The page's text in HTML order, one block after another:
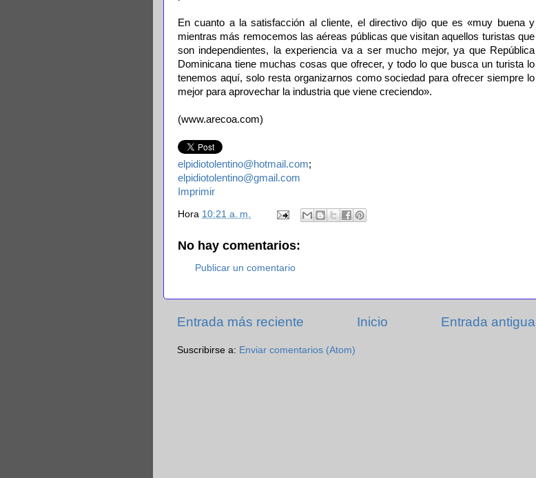
En cuanto a la satisfacción al cliente, el directivo dijo que es «muy buena y
mientras más remocemos las aéreas públicas que visitan aquellos turistas que
son independientes, la experiencia va a ser mucho mejor, ya que República
Dominicana tiene muchas cosas que ofrecer, y todo lo que busca un turista lo
tenemos aquí, solo resta organizarnos como sociedad para ofrecer siempre lo
mejor para aprovechar la industria que viene creciendo».
(www.arecoa.com)
elpidiotolentino@hotmail.com;
elpidiotolentino@gmail.com
Imprimir
Hora 10:21 a. m.
No hay comentarios:
Publicar un comentario
Entrada más reciente Entrada antigua
Inicio
Suscribirse a: Enviar comentarios (Atom)